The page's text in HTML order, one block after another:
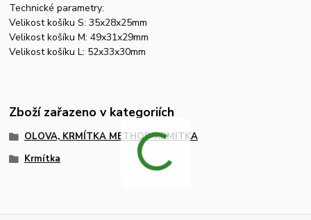
Technické parametry:
Velikost košíku S: 35x28x25mm
Velikost košíku M: 49x31x29mm
Velikost košíku L: 52x33x30mm
Zboží zařazeno v kategoriích
OLOVA, KRMÍTKA METHOD KRMITKA
Krmítka